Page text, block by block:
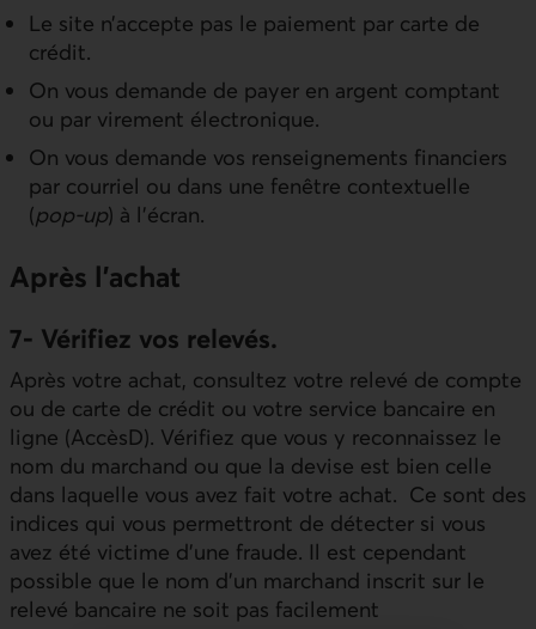
Le site n’accepte pas le paiement par carte de
crédit.
On vous demande de payer en argent comptant
ou par virement électronique.
On vous demande vos renseignements financiers
par courriel ou dans une fenêtre contextuelle
(pop-up) à l’écran.
Après l’achat
7- Vérifiez vos relevés.
Après votre achat, consultez votre relevé de compte
ou de carte de crédit ou votre service bancaire en
ligne (AccèsD). Vérifiez que vous y reconnaissez le
nom du marchand ou que la devise est bien celle
dans laquelle vous avez fait votre achat. Ce sont des
indices qui vous permettront de détecter si vous
avez été victime d’une fraude. Il est cependant
possible que le nom d’un marchand inscrit sur le
relevé bancaire ne soit pas facilement